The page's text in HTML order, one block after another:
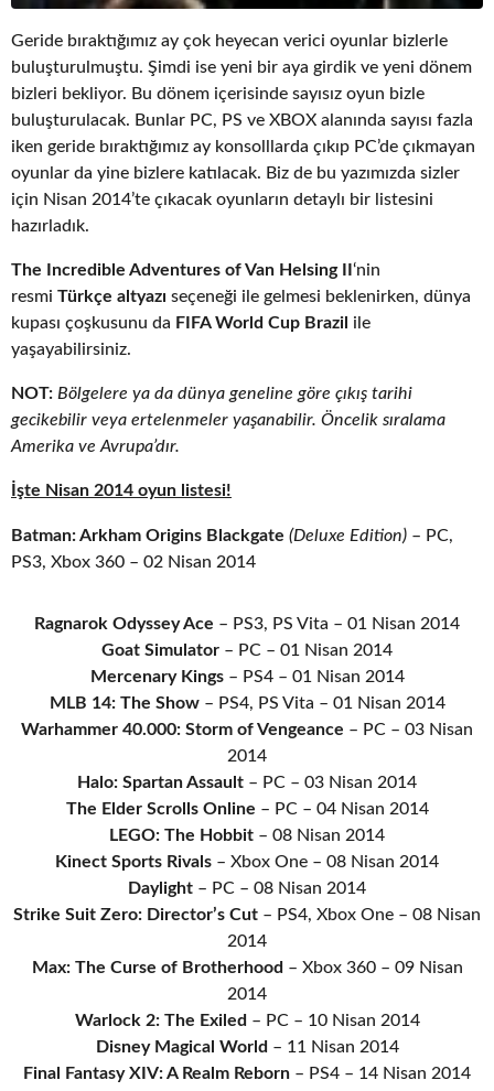
Geride bıraktığımız ay çok heyecan verici oyunlar bizlerle
buluşturulmuştu. Şimdi ise yeni bir aya girdik ve yeni dönem
bizleri bekliyor. Bu dönem içerisinde sayısız oyun bizle
buluşturulacak. Bunlar PC, PS ve XBOX alanında sayısı fazla
iken geride bıraktığımız ay konsolllarda çıkıp PC’de çıkmayan
oyunlar da yine bizlere katılacak. Biz de bu yazımızda sizler
için Nisan 2014’te çıkacak oyunların detaylı bir listesini
hazırladık.
The Incredible Adventures of Van Helsing II ‘nin
resmi Türkçe altyazı seçeneği ile gelmesi beklenirken, dünya
kupası çoşkusunu da FIFA World Cup Brazil ile
yaşayabilirsiniz.
NOT: Bölgelere ya da dünya geneline göre çıkış tarihi
gecikebilir veya ertelenmeler yaşanabilir. Öncelik sıralama
Amerika ve Avrupa’dır.
İşte Nisan 2014 oyun listesi!
Batman: Arkham Origins Blackgate (Deluxe Edition) – PC,
PS3, Xbox 360 – 02 Nisan 2014
Ragnarok Odyssey Ace – PS3, PS Vita – 01 Nisan 2014
Goat Simulator – PC – 01 Nisan 2014
Mercenary Kings– PS4 – 01 Nisan 2014
MLB 14: The Show– PS4, PS Vita – 01 Nisan 2014
Warhammer 40.000: Storm of Vengeance – PC – 03 Nisan
2014
Halo: Spartan Assault – PC – 03 Nisan 2014
The Elder Scrolls Online – PC – 04 Nisan 2014
LEGO: The Hobbit – 08 Nisan 2014
Kinect Sports Rivals – Xbox One – 08 Nisan 2014
Daylight – PC – 08 Nisan 2014
Strike Suit Zero: Director’s Cut – PS4, Xbox One – 08 Nisan
2014
Max: The Curse of Brotherhood – Xbox 360 – 09 Nisan
2014
Warlock 2: The Exiled – PC – 10 Nisan 2014
Disney Magical World – 11 Nisan 2014
Final Fantasy XIV: A Realm Reborn – PS4 – 14 Nisan 2014